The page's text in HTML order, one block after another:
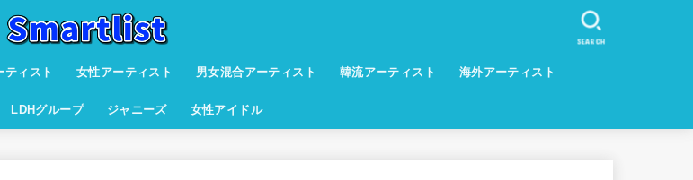
ティスト 女性アーティスト 男女混合アーティスト 韓流アーティスト 海外アーティスト
LDHグループ ジャニーズ 女性アイドル
SEARCH